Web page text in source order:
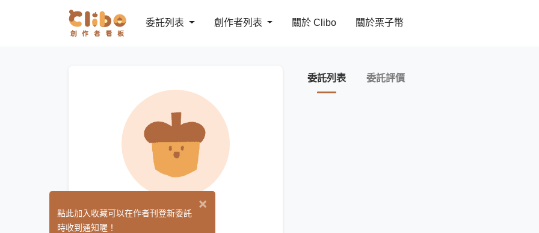
委託列表 創作者列表 關於 Clibo 關於栗子幣
花見 (0)
委託列表 委託評價
×
點此加入收藏可以在作者刊登新委託
時收到通知喔！